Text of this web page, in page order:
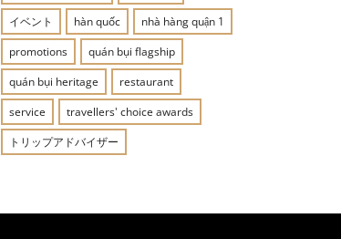
イベント
hàn quốc
nhà hàng quận 1
promotions
quán bụi flagship
quán bụi heritage
restaurant
service
travellers' choice awards
トリップアドバイザー